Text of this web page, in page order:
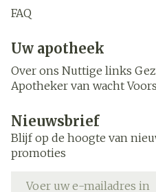
FAQ
Uw apotheek
Over ons Nuttige links
Apotheker van wacht
Nieuwsbrief
Blijf op de hoogte van
promoties